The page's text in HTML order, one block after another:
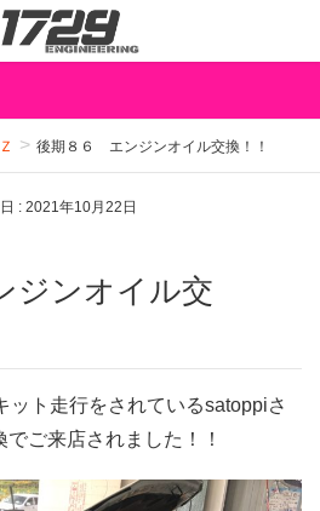
後期８６ エンジンオイル交換！！
: 2021年10月22日
ット走行をされているsatoppiさ
ご来店されました！！